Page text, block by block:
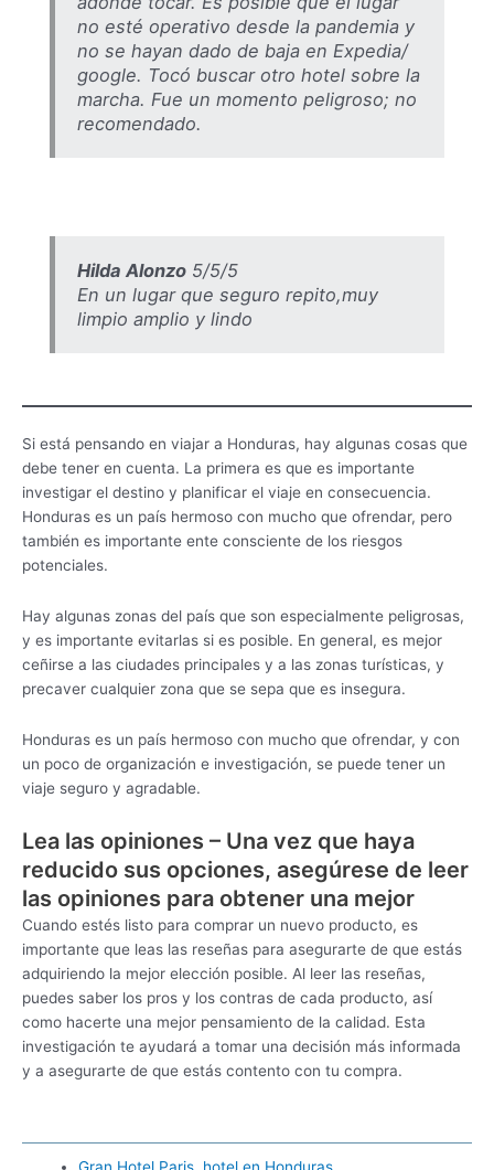
no esté operativo desde la pandemia y
no se hayan dado de baja en Expedia/
google. Tocó buscar otro hotel sobre la
marcha. Fue un momento peligroso; no
recomendado.
Hilda Alonzo5/5/5
En un lugar que seguro repito,muy
limpio amplio y lindo
Si está pensando en viajar a Honduras, hay algunas cosas que
debe tener en cuenta. La primera es que es importante
investigar el destino y planificar el viaje en consecuencia.
Honduras es un país hermoso con mucho que ofrendar, pero
también es importante ente consciente de los riesgos
potenciales.
Hay algunas zonas del país que son especialmente peligrosas,
y es importante evitarlas si es posible. En general, es mejor
ceñirse a las ciudades principales y a las zonas turísticas, y
precaver cualquier zona que se sepa que es insegura.
Honduras es un país hermoso con mucho que ofrendar, y con
un poco de organización e investigación, se puede tener un
viaje seguro y agradable.
Lea las opiniones – Una vez que haya
reducido sus opciones, asegúrese de leer
las opiniones para obtener una mejor
Cuando estés listo para comprar un nuevo producto, es
importante que leas las reseñas para asegurarte de que estás
adquiriendo la mejor elección posible. Al leer las reseñas,
puedes saber los pros y los contras de cada producto, así
como hacerte una mejor pensamiento de la calidad. Esta
investigación te ayudará a tomar una decisión más informada
y a asegurarte de que estás contento con tu compra.
Gran Hotel Paris, hotel en Honduras